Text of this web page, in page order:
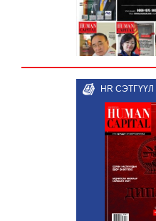
HR СЭТГҮҮЛ